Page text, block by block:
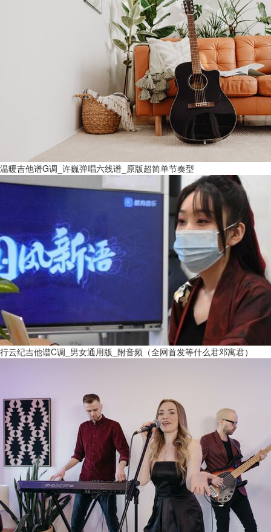
温暖吉他谱G调_许巍弹唱六线谱_原版超简单节奏型
行云纪吉他谱C调_男女通用版_附音频（全网首发等什么君邓寓君）